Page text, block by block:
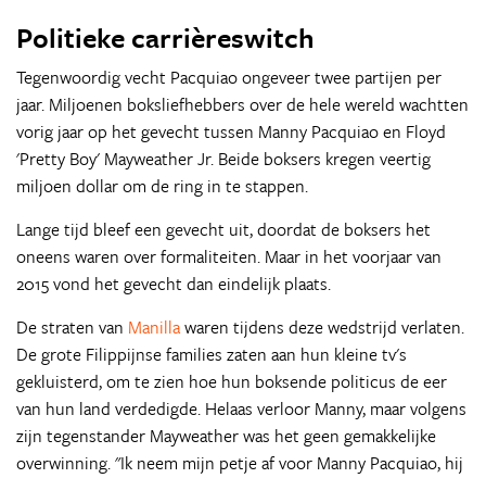
Politieke carrièreswitch
Tegenwoordig vecht Pacquiao ongeveer twee partijen per
jaar. Miljoenen boksliefhebbers over de hele wereld wachtten
vorig jaar op het gevecht tussen Manny Pacquiao en Floyd
'Pretty Boy' Mayweather Jr. Beide boksers kregen veertig
miljoen dollar om de ring in te stappen.
Lange tijd bleef een gevecht uit, doordat de boksers het
oneens waren over formaliteiten. Maar in het voorjaar van
2015 vond het gevecht dan eindelijk plaats.
De straten van Manillawaren tijdens deze wedstrijd verlaten.
De grote Filippijnse families zaten aan hun kleine tv's
gekluisterd, om te zien hoe hun boksende politicus de eer
van hun land verdedigde. Helaas verloor Manny, maar volgens
zijn tegenstander Mayweather was het geen gemakkelijke
overwinning. "Ik neem mijn petje af voor Manny Pacquiao, hij